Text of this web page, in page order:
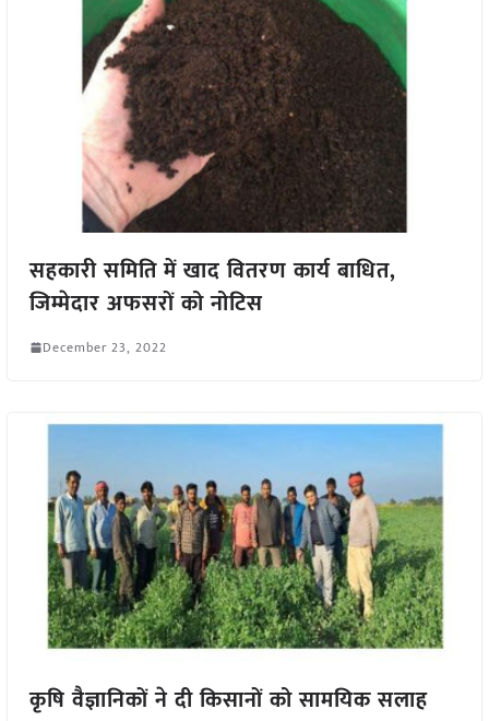
सहकारी समिति में खाद वितरण कार्य बाधित,
जिम्मेदार अफसरों को नोटिस
December 23, 2022
कृषि वैज्ञानिकों ने दी किसानों को सामयिक सलाह